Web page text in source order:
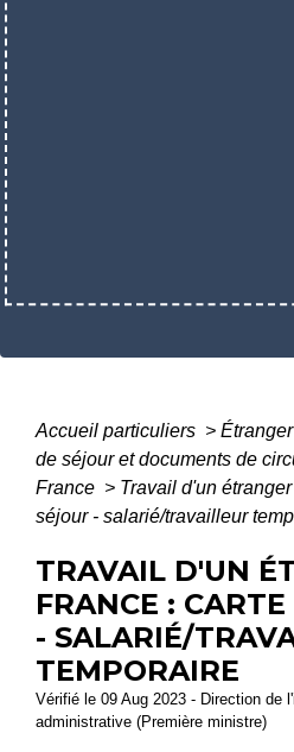
Accueil particuliers >
de séjour et documents de
France > Travail d'un
séjour - salarié/travailleur
TRAVAIL D'UN
FRANCE :
- SALARIÉ/
TEMPORAIRE
Vérifié le 09 Aug 2023 - Direction de
administrative (Première ministre)